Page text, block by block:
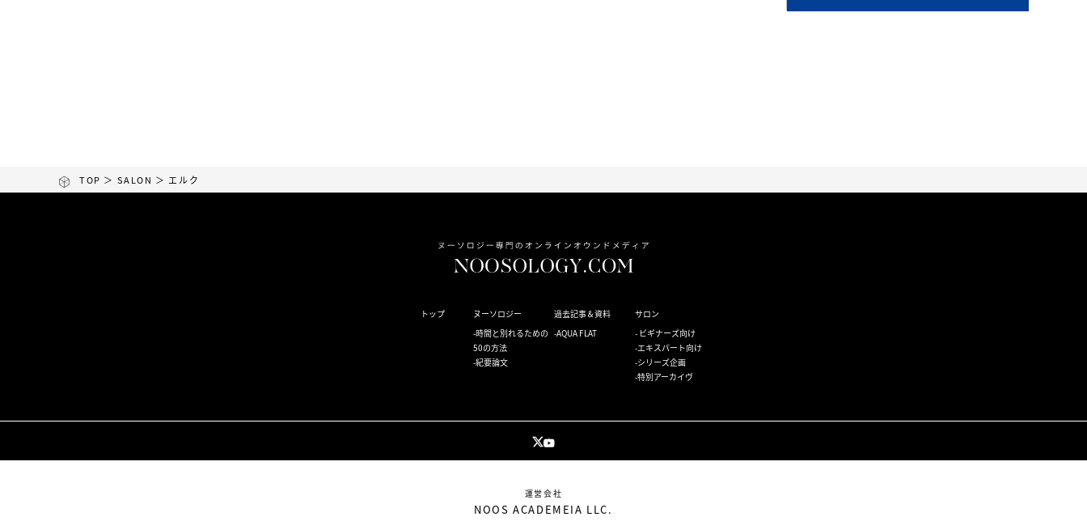
TOP ＞ SALON ＞ エルク
トップ
ヌーソロジー
時間と別れるための
50の方法
紀要論文
過去記事＆資料
AQUA FLAT
サロン
ビギナーズ向け
エキスパート向け
シリーズ企画
特別アーカイヴ
運営会社
NOOS ACADEMEIA LLC.